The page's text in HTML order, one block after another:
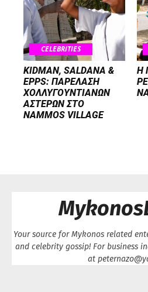
CELEBRITIES
KIDMAN, SALDANA &
EPPS: ΠΑΡΕΛΑΣΗ
ΧΟΛΛΥΓΟΥΝΤΙΑΝΩΝ
ΑΣΤΕΡΩΝ ΣΤΟ
NAMMOS VILLAGE
H
Your source for Mykonos related
and celebrity gossip! For business
at